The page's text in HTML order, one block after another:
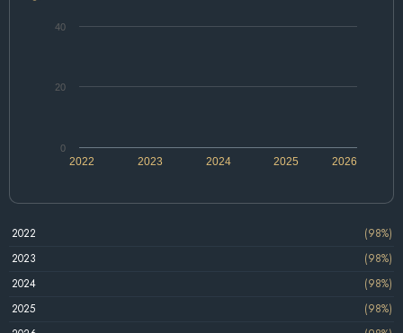
2022 2024 2026
2023 2025
0
20
40
2022
(98%)
2023
(98%)
2024
(98%)
2025
(98%)